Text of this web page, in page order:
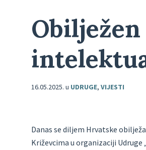
16.05.2025. u UDRUGE, VIJESTI
Danas se diljem Hrvatske
Križevcima u organizaciji Udruge